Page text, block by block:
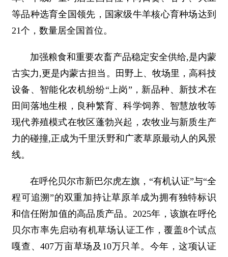
等品种选育全国领先，国家级牛羊核心育种场达到
21个，数量居全国首位。
加强粮食和重要农畜产品稳定安全供给,是内蒙
古实力,更是内蒙古担当。田野上、牧场里，高科技
设备、智能化农机纷纷“上岗”，新品种、新技术在
田间落地生根，良种繁育、科学饲养、智慧放牧等
现代养殖模式在牧区蓬勃兴起，农牧业与新质生产
力的碰撞,正成为千里沃野和广袤草原最动人的风景
线。
在呼伦贝尔市新巴尔虎左旗，“有机认证”与“全
程可追溯”的双重加持让草原羊成为拥有独特标识
和信任附加值的高品质产品。2025年，该旗在呼伦
贝尔市率先启动有机草场认证工作，覆盖8个试点
嘎查、407万亩草场及10万只羊。今年，这项认证